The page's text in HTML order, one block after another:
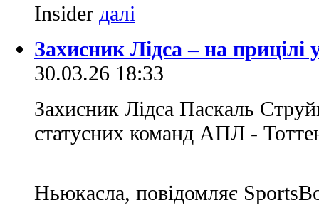
Insider
Захисник Лідса – на
30.03.26 18:33
Захисник Лідса Паскаль
статусних команд АПЛ -
Ньюкасла, повідомляє